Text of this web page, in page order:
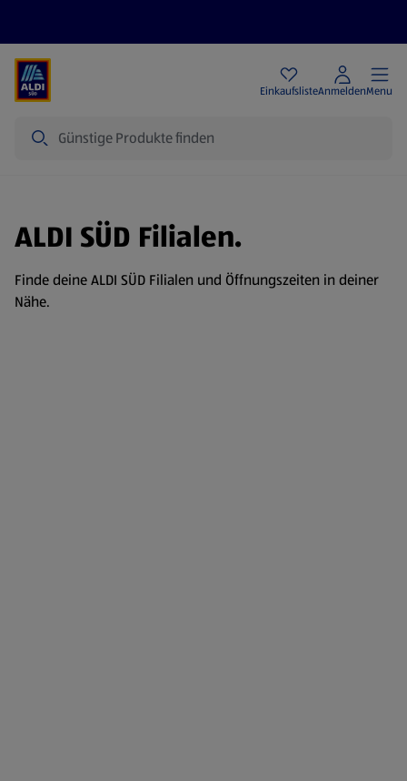
EinkaufslisteAnmeldenMenu
ALDI SÜD Filialen.
Finde deine ALDI SÜD Filialen und Öffnungszeiten in deiner
Nähe.